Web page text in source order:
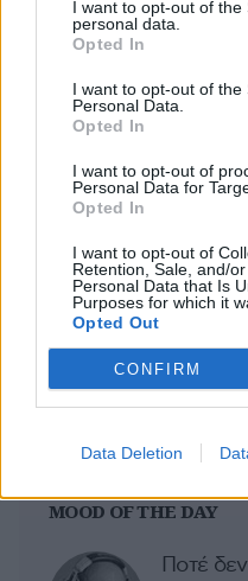
I want to opt-out of the
personal data.
Opted In
I want to opt-out of the
Personal Data.
Opted In
I want to opt-out of
Personal Data for
Opted In
I want to opt-out of
Retention, Sale, and/
Personal Data that Is
Purposes for which it
Opted Out
CONFIRM
Data Deletion
ΒΟΤΑΝΙΚΟS Live
(κάθετος Ιεράς
Ακολούθησε
Google News
MOOD OF THE DAY
Ποτέ